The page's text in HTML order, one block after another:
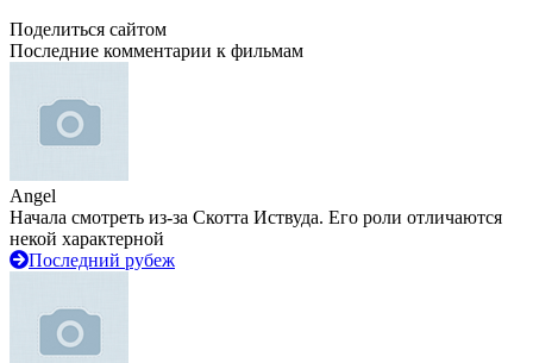
Поделиться сайтом
Последние комментарии к фильмам
Angel
Начала смотреть из-за Скотта Иствуда. Его роли отличаются
некой характерной
Последний рубеж